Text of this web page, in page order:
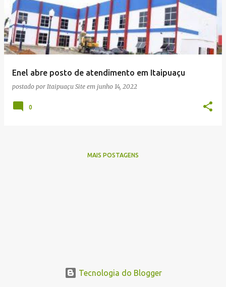
t
a
g
Enel abre posto de atendimento em Itaipuaçu
postado por Itaipuaçu Site em junho 14, 2022
0
MAIS POSTAGENS
Tecnologia do Blogger